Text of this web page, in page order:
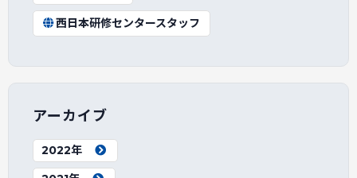
西日本研修センタースタッフ
アーカイブ
2022年